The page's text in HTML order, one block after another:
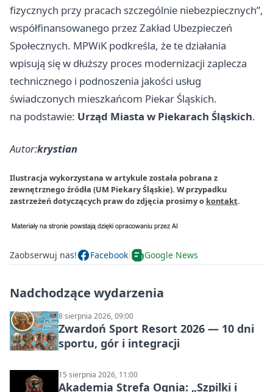
fizycznych przy pracach szczególnie niebezpiecznych”,
współfinansowanego przez Zakład Ubezpieczeń
Społecznych. MPWiK podkreśla, że te działania
wpisują się w dłuższy proces modernizacji zaplecza
technicznego i podnoszenia jakości usług
świadczonych mieszkańcom Piekar Śląskich.
na podstawie: Urząd Miasta w Piekarach Śląskich.
Autor:krystian
Ilustracja wykorzystana w artykule została pobrana z
zewnętrznego źródła (UM Piekary Śląskie). W przypadku
zastrzeżeń dotyczących praw do zdjęcia prosimy o kontakt.
Zaobserwuj nas! Facebook Google News
Nadchodzące wydarzenia
8 sierpnia 2026, 09:00
Zwardoń Sport Resort 2026 — 10 dni
sportu, gór i integracji
15 sierpnia 2026, 11:00
Akademia Strefa Ognia: „Szpilki i